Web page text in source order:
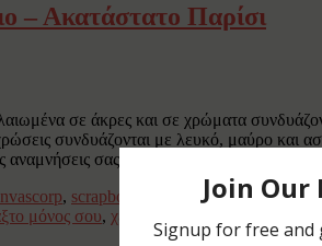
– Ακατάστατο Παρίσι
σε άκρες και σε χρώματα
συνδυάζονται με λευκό, μαύρο και
αναμνήσεις σας. Βρείτε οδηγίες βήμα […]
, scrapbooking tatterd angels,vintage
μόνος σου, χειροποίητο